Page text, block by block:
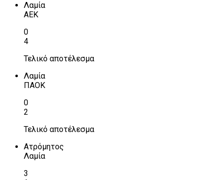
Λαμία
ΑΕΚ
0
4
Τελικό αποτέλεσμα
Λαμία
ΠΑΟΚ
0
2
Τελικό αποτέλεσμα
Ατρόμητος
Λαμία
3